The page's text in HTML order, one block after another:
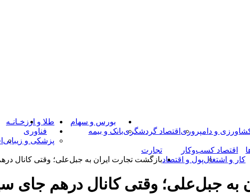
و دامپروری اقتصاد گردشگری
بورس و سهام
بانک و بیمه
طلا و ارز
فناوری
پزشکی و زیبایی
اقتصاد کسب‌و‌کار
کار و اشتغالپول و اقتصاد
خـانـه
تجارت
بازگشت تجارت ایران به جبل‌علی؛ وقتی کانال
به جبل‌علی؛ وقتی کانال درهم جای